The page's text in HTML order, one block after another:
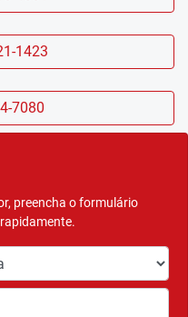
preencha o formulário
1423
7080